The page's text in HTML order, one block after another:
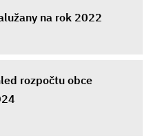
na rok 2022
rozpočtu obce